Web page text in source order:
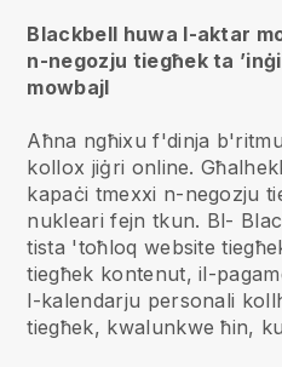
Blackbell huwa l-aktar
n-negozju tiegħek ta
mowbajl
Aħna ngħixu f'dinja
kollox jiġri online.
kapaċi tmexxi n-negozju
nukleari fejn tkun. Bl-
tista 'toħloq website
tiegħek kontenut, il-
l-kalendarju personali
tiegħek, kwalunkwe ħin,